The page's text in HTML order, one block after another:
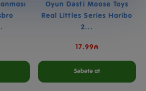
Oyun Dəsti Moose Toys
Real Littles Series Haribo
2...
17.99₼
Səbətə at